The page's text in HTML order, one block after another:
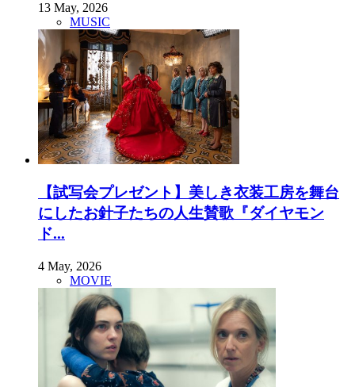
13 May, 2026
MUSIC
【試写会プレゼント】美しき衣装工房を舞台
にしたお針子たちの人生賛歌『ダイヤモン
ド...
4 May, 2026
MOVIE